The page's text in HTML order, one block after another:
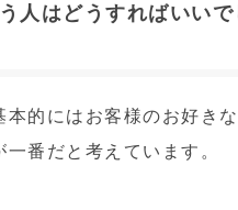
人はどうすればいいで
本的にはお客様のお好き
番だと考えています。